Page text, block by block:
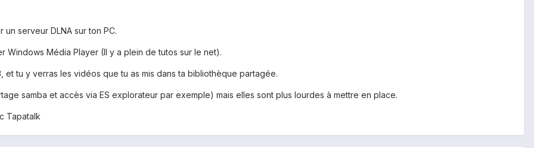
serveur DLNA sur ton PC.
Windows Média Player (Il y a plein de tutos sur le net).
et tu y verras les vidéos que tu as mis dans ta bibliothèque partagée.
samba et accès via ES explorateur par exemple) mais elles sont plus lourdes à mettre en place.
Tapatalk